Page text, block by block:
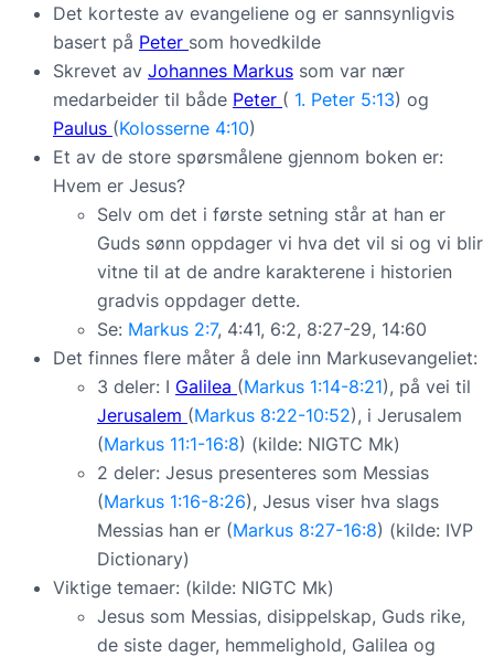
Det korteste av evangeliene og er sannsynligvis
basert på Peter som hovedkilde
Skrevet av Johannes Markus som var nær
medarbeider til både Peter ( 1. Peter 5:13) og
Paulus (Kolosserne 4:10)
Et av de store spørsmålene gjennom boken er:
Hvem er Jesus?
Selv om det i første setning står at han er
Guds sønn oppdager vi hva det vil si og vi blir
vitne til at de andre karakterene i historien
gradvis oppdager dette.
Se: Markus 2:7, 4:41, 6:2, 8:27-29, 14:60
Det finnes flere måter å dele inn Markusevangeliet:
3 deler: I Galilea (Markus 1:14-8:21), på vei til
Jerusalem (Markus 8:22-10:52), i Jerusalem
(Markus 11:1-16:8) (kilde: NIGTC Mk)
2 deler: Jesus presenteres som Messias
(Markus 1:16-8:26), Jesus viser hva slags
Messias han er (Markus 8:27-16:8) (kilde: IVP
Dictionary)
Viktige temaer: (kilde: NIGTC Mk)
Jesus som Messias, disippelskap, Guds rike,
de siste dager, hemmelighold, Galilea og